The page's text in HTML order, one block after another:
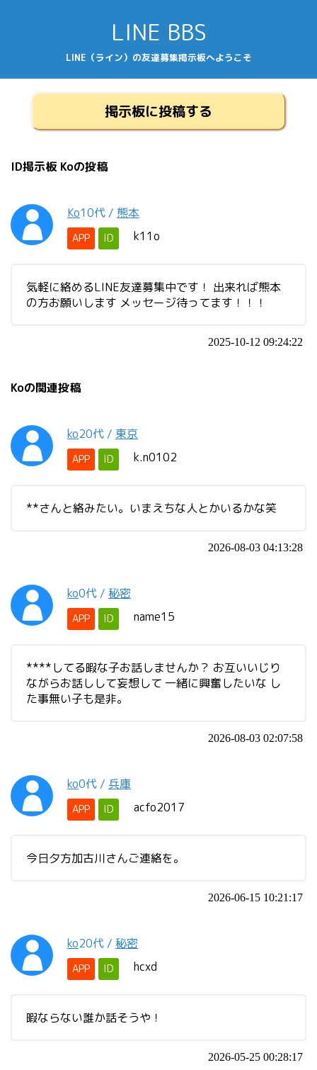
LINE BBS
LINE（ライン）の友達募集掲示板へようこそ
掲示板に投稿する
ID掲示板 Koの投稿
Ko10代 / 熊本
APP ID k11o
気軽に絡めるLINE友達募集中です！ 出来れば熊本
の方お願いします メッセージ待ってます！！！
2025-10-12 09:24:22
Koの関連投稿
ko20代 / 東京
APP ID k.n0102
**さんと絡みたい。いまえちな人とかいるかな笑
2026-08-03 04:13:28
ko0代 / 秘密
APP ID name15
****してる暇な子お話しませんか？ お互いいじり
ながらお話しして妄想して 一緒に興奮したいな し
た事無い子も是非。
2026-08-03 02:07:58
ko0代 / 兵庫
APP ID acfo2017
今日夕方加古川さんご連絡を。
2026-06-15 10:21:17
ko20代 / 秘密
APP ID hcxd
暇ならない誰か話そうや！
2026-05-25 00:28:17